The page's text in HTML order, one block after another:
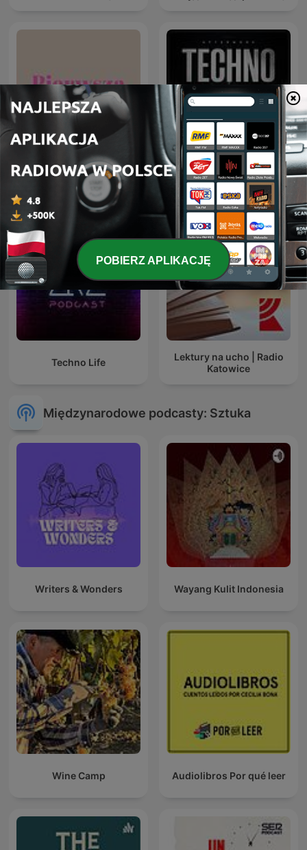
Pierwsza Młodość
Afterwork Techno
Sessions – Techno
Podcast, Raw & Hypnotic
Techno Mixes
Techno Life
Lektury na ucho | Radio
Katowice
Międzynarodowe podcasty: Sztuka
Writers & Wonders Wayang Kulit Indonesia
Wine Camp Audiolibros Por qué leer
POBIERZ APLIKACJĘ